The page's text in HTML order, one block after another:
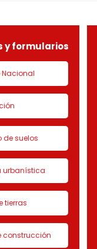
y formularios
Nacional
de suelos
urbanística
tierras
construcción